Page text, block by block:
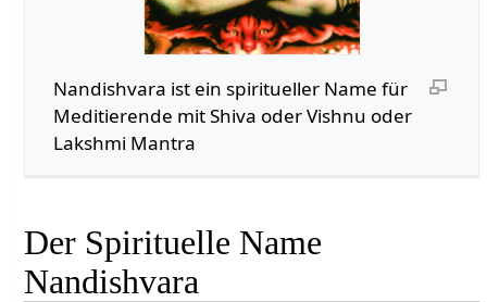
Nandishvara ist ein spiritueller Name für
Meditierende mit Shiva oder Vishnu oder
Lakshmi Mantra
Der Spirituelle Name
Nandishvara